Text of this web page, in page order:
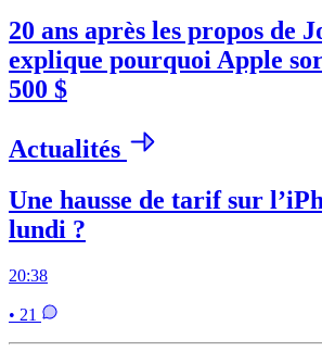
20 ans après les propos de
explique pourquoi Apple
500 $
Actualités
Une hausse de tarif sur
lundi ?
20:38
• 21